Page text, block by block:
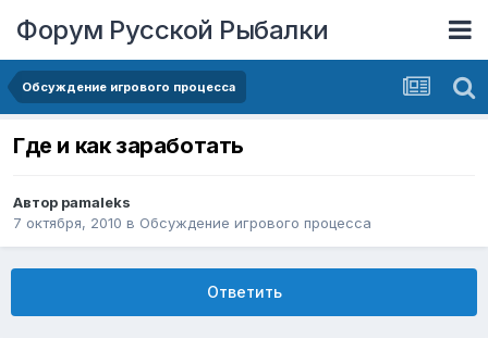
Форум Русской Рыбалки
Обсуждение игрового процесса
Где и как заработать
Автор pamaleks
7 октября, 2010 в Обсуждение игрового процесса
Ответить